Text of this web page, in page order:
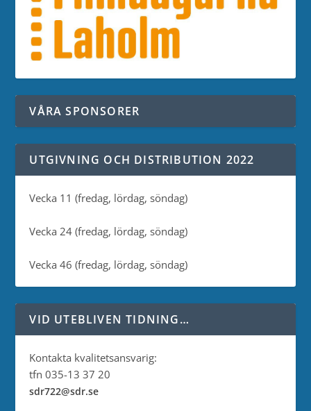
VÅRA SPONSORER
UTGIVNING OCH DISTRIBUTION 2022
Vecka 11 (fredag, lördag, söndag)
Vecka 24 (fredag, lördag, söndag)
Vecka 46 (fredag, lördag, söndag)
VID UTEBLIVEN TIDNING…
Kontakta kvalitetsansvarig:
tfn 035-13 37 20
sdr722@sdr.se